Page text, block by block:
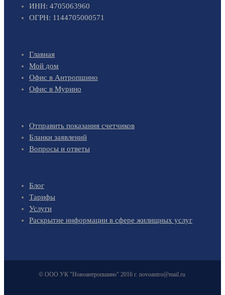
ИНН: 4705063960
ОГРН: 1144705000571
Главная
Мой дом
Офис в Антропшино
Офис в Мурино
Отправить показания счетчиков
Бланки заявлений
Вопросы и ответы
Блог
Тарифы
Услуги
Раскрытие информации в сфере жилищных услуг
© ООО УК "Новоантропшино" 2016 г. novoantro@mail.ru